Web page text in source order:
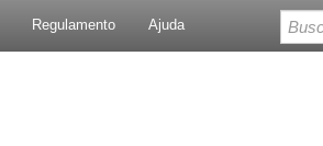
Regulamento Ajuda